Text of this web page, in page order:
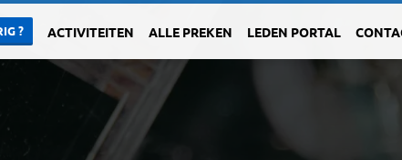
? ACTIVITEITEN ALLE PREKEN LEDEN PORTAL